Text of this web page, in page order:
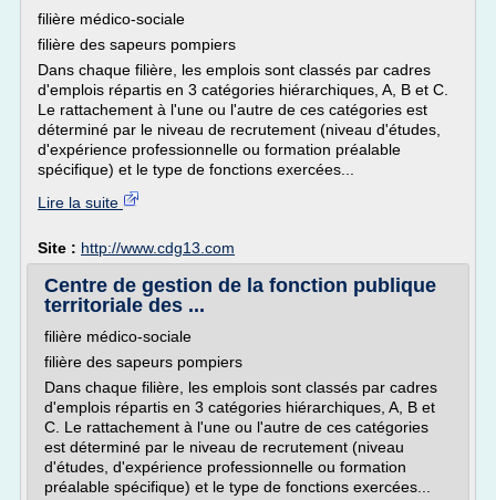
filière médico-sociale
filière des sapeurs pompiers
Dans chaque filière, les emplois sont classés par cadres
d'emplois répartis en 3 catégories hiérarchiques, A, B et C.
Le rattachement à l'une ou l'autre de ces catégories est
déterminé par le niveau de recrutement (niveau d'études,
d'expérience professionnelle ou formation préalable
spécifique) et le type de fonctions exercées...
Lire la suite
Site : http://www.cdg13.com
Centre de gestion de la fonction publique
territoriale des ...
filière médico-sociale
filière des sapeurs pompiers
Dans chaque filière, les emplois sont classés par cadres
d'emplois répartis en 3 catégories hiérarchiques, A, B et
C. Le rattachement à l'une ou l'autre de ces catégories
est déterminé par le niveau de recrutement (niveau
d'études, d'expérience professionnelle ou formation
préalable spécifique) et le type de fonctions exercées...